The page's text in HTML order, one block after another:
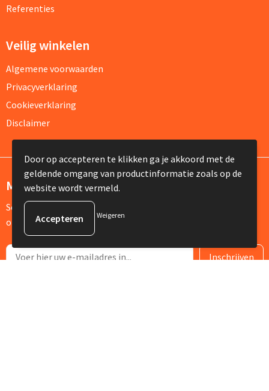
Referenties
Veilig winkelen
Algemene voorwaarden
Privacyverklaring
Cookieverklaring
Disclaimer
Meld je aan voor onze nieuwsbrief
Schrijf je in voor onze nieuwsbrief en mis nooit meer één van
onze leuke aanbiedingen of updates.
Door op accepteren te klikken ga je akkoord met de
geldende omgang van productinformatie zoals op de
website wordt vermeld.
Weigeren